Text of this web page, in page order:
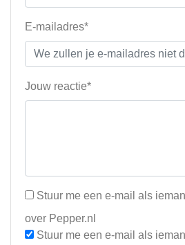
E-mailadres*
Jouw reactie*
Stuur me een e-mail als
over Pepper.nl
Stuur me een e-mail als